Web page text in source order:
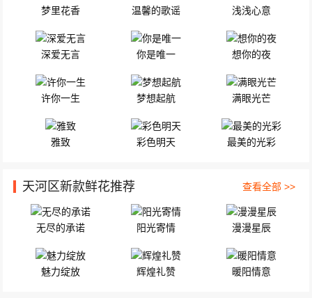
梦里花香 温馨的歌谣 浅浅心意
深爱无言 你是唯一 想你的夜
许你一生 梦想起航 满眼光芒
雅致 彩色明天 最美的光彩
天河区新款鲜花推荐 查看全部 >>
无尽的承诺 阳光寄情 漫漫星辰
魅力绽放 辉煌礼赞 暖阳情意